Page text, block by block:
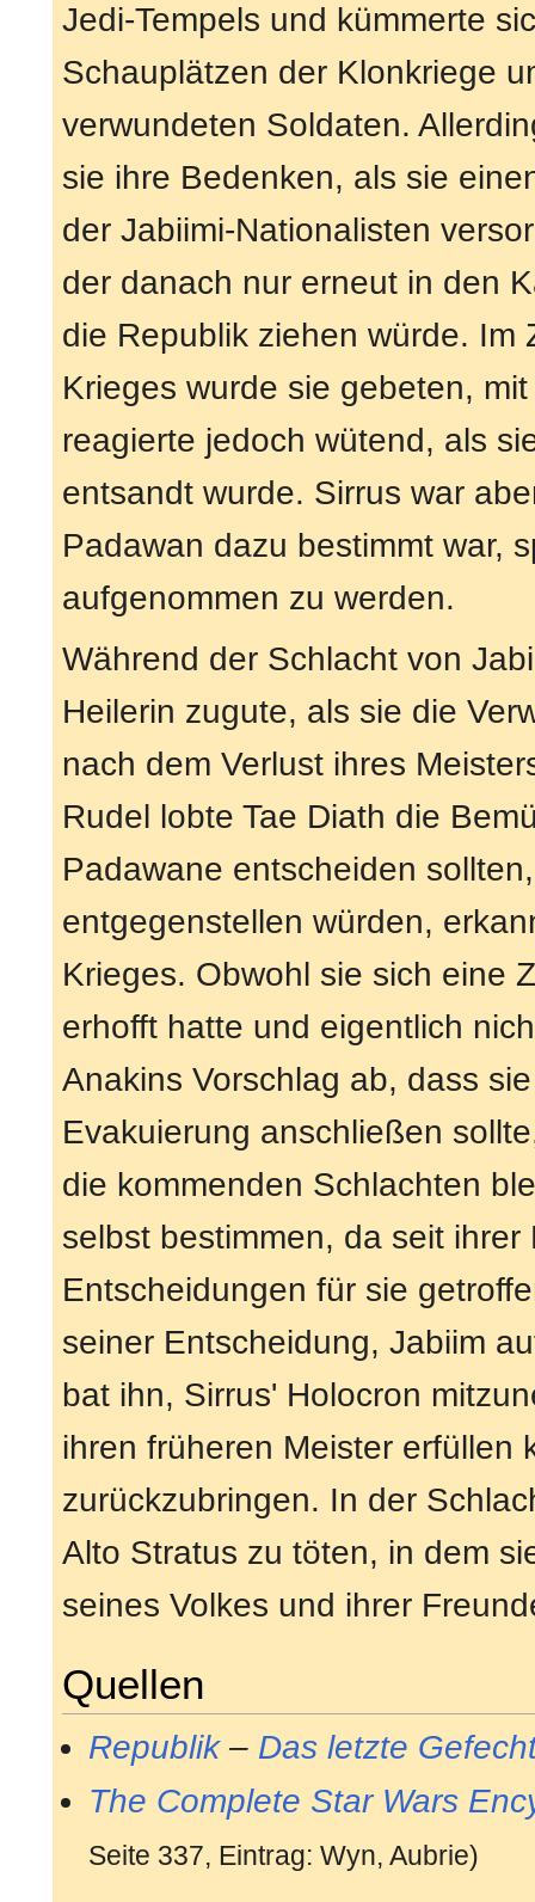
Jedi-Tempels und kümmerte
Schauplätzen der Klonkriege
verwundeten Soldaten.
sie ihre Bedenken, als sie
der Jabiimi-Nationalisten
der danach nur erneut in den
die Republik ziehen würde. Im
Krieges wurde sie gebeten,
reagierte jedoch wütend, als
entsandt wurde. Sirrus war
Padawan dazu bestimmt war,
aufgenommen zu werden.
Während der Schlacht von
Heilerin zugute, als sie die
nach dem Verlust ihres
Rudel lobte Tae Diath die
Padawane entscheiden
entgegenstellen würden,
Krieges. Obwohl sie sich eine
erhofft hatte und eigentlich
Anakins Vorschlag ab, dass
Evakuierung anschließen
die kommenden Schlachten
selbst bestimmen, da seit
Entscheidungen für sie
seiner Entscheidung, Jabiim
bat ihn, Sirrus' Holocron
ihren früheren Meister erfüllen
zurückzubringen. In der
Alto Stratus zu töten, in dem
seines Volkes und ihrer
Quellen
Republik– Das letzte
The Complete Star Wars
Seite 337, Eintrag: Wyn, Aubrie)